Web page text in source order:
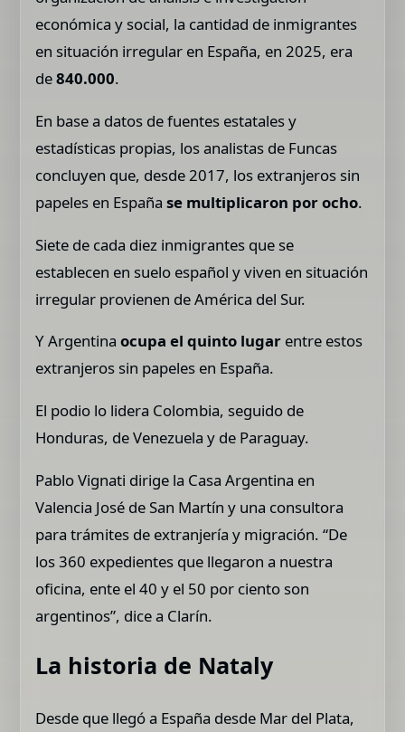
económica y social, la cantidad de inmigrantes
en situación irregular en España, en 2025, era
de840.000.
En base a datos de fuentes estatales y
estadísticas propias, los analistas de Funcas
concluyen que, desde 2017, los extranjeros sin
papeles en España se multiplicaron por ocho.
Siete de cada diez inmigrantes que se
establecen en suelo español y viven en situación
irregular provienen de América del Sur.
Y Argentinaocupa el quinto lugar entre estos
extranjeros sin papeles en España.
El podio lo lidera Colombia, seguido de
Honduras, de Venezuela y de Paraguay.
Pablo Vignati dirige la Casa Argentina en
Valencia José de San Martín y una consultora
para trámites de extranjería y migración. “De
los 360 expedientes que llegaron a nuestra
oficina, ente el 40 y el 50 por ciento son
argentinos”, dice a Clarín.
La historia de Nataly
Desde que llegó a España desde Mar del Plata,